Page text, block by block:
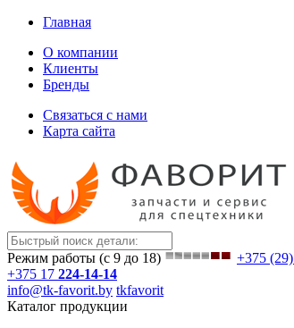
Главная
О компании
Клиенты
Бренды
Связаться с нами
Карта сайта
Режим работы (с 9 до 18) +375 (29)
+375 17 224-14-14
info@tk-favorit.by tkfavorit
Каталог продукции